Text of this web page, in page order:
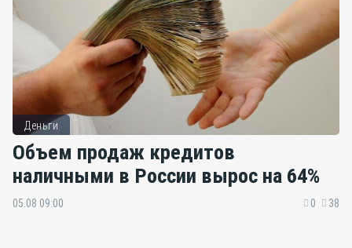
Деньги
Объем продаж кредитов
наличными в России вырос на 64%
05.08 09:00 0 38